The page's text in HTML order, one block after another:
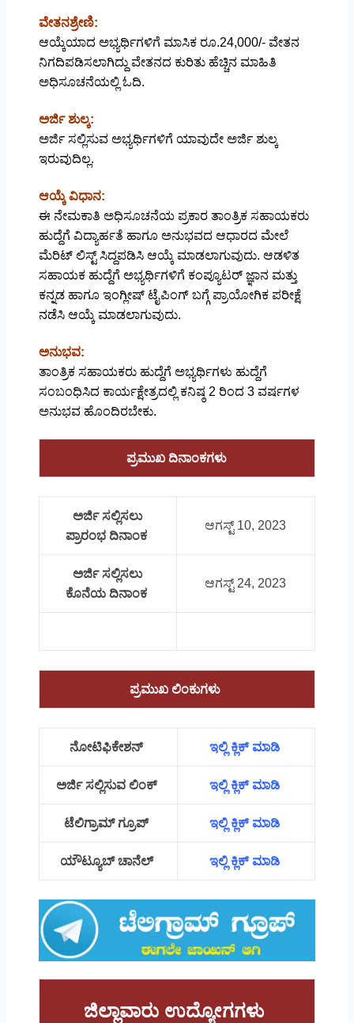
ವೇತನಶ್ರೇಣಿ:
ಆಯ್ಕೆಯಾದ ಅಭ್ಯರ್ಥಿಗಳಿಗೆ ಮಾಸಿಕ ರೂ.24,000/- ವೇತನ
ನಿಗದಿಪಡಿಸಲಾಗಿದ್ದು ವೇತನದ ಕುರಿತು ಹೆಚ್ಚಿನ ಮಾಹಿತಿ
ಅಧಿಸೂಚನೆಯಲ್ಲಿ ಓದಿ.
ಅರ್ಜಿ ಶುಲ್ಕ:
ಅರ್ಜಿ ಸಲ್ಲಿಸುವ ಅಭ್ಯರ್ಥಿಗಳಿಗೆ ಯಾವುದೇ ಅರ್ಜಿ ಶುಲ್ಕ
ಇರುವುದಿಲ್ಲ.
ಆಯ್ಕೆ ವಿಧಾನ:
ಈ ನೇಮಕಾತಿ ಅಧಿಸೂಚನೆಯ ಪ್ರಕಾರ ತಾಂತ್ರಿಕ ಸಹಾಯಕರು
ಹುದ್ದೆಗೆ ವಿದ್ಯಾರ್ಹತೆ ಹಾಗೂ ಅನುಭವದ ಆಧಾರದ ಮೇಲೆ
ಮೆರಿಟ್ ಲಿಸ್ಟ್ ಸಿದ್ದಪಡಿಸಿ ಆಯ್ಕೆ ಮಾಡಲಾಗುವುದು. ಆಡಳಿತ
ಸಹಾಯಕ ಹುದ್ದೆಗೆ ಅಭ್ಯರ್ಥಿಗಳಿಗೆ ಕಂಪ್ಯೂಟರ್ ಜ್ಞಾನ ಮತ್ತು
ಕನ್ನಡ ಹಾಗೂ ಇಂಗ್ಲೀಷ್ ಟೈಪಿಂಗ್ ಬಗ್ಗೆ ಪ್ರಾಯೋಗಿಕ ಪರೀಕ್ಷೆ
ನಡೆಸಿ ಆಯ್ಕೆ ಮಾಡಲಾಗುವುದು.
ಅನುಭವ:
ತಾಂತ್ರಿಕ ಸಹಾಯಕರು ಹುದ್ದೆಗೆ ಅಭ್ಯರ್ಥಿಗಳು ಹುದ್ದೆಗೆ
ಸಂಬಂಧಿಸಿದ ಕಾರ್ಯಕ್ಷೇತ್ರದಲ್ಲಿ ಕನಿಷ್ಠ 2 ರಿಂದ 3 ವರ್ಷಗಳ
ಅನುಭವ ಹೊಂದಿರಬೇಕು.
ಪ್ರಮುಖ ದಿನಾಂಕಗಳು
ಅರ್ಜಿ ಸಲ್ಲಿಸಲು
ಪ್ರಾರಂಭ ದಿನಾಂಕ
ಆಗಸ್ಟ್ 10, 2023
ಅರ್ಜಿ ಸಲ್ಲಿಸಲು
ಕೊನೆಯ ದಿನಾಂಕ
ಆಗಸ್ಟ್ 24, 2023
ಪ್ರಮುಖ ಲಿಂಕುಗಳು
ನೋಟಿಫಿಕೇಶನ್ ಇಲ್ಲಿ ಕ್ಲಿಕ್ ಮಾಡಿ
ಅರ್ಜಿ ಸಲ್ಲಿಸುವ ಲಿಂಕ್ ಇಲ್ಲಿ ಕ್ಲಿಕ್ ಮಾಡಿ
ಟೆಲಿಗ್ರಾಮ್ ಗ್ರೂಪ್ ಇಲ್ಲಿ ಕ್ಲಿಕ್ ಮಾಡಿ
ಯೌಟ್ಯೂಬ್ ಚಾನೆಲ್ ಇಲ್ಲಿ ಕ್ಲಿಕ್ ಮಾಡಿ
ಜಿಲ್ಲಾವಾರು ಉದ್ಯೋಗಗಳು